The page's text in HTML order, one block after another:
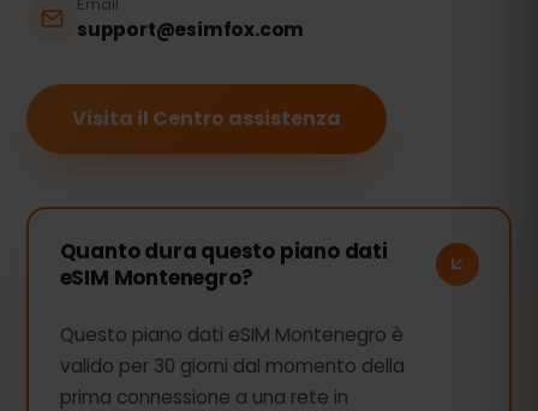
support@esimfox.com
Visita il Centro assistenza
Quanto dura questo piano dati
eSIM Montenegro?
Questo piano dati eSIM Montenegro è
valido per 30 giorni dal momento della
prima connessione a una rete in